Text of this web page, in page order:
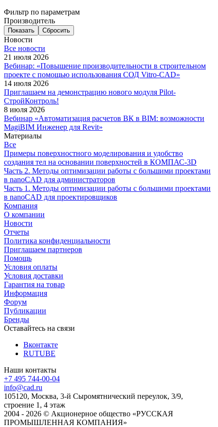
Фильтр по параметрам
Производитель
Сбросить
Новости
Все новости
21 июля 2026
Вебинар: «Повышение производительности в строительном
проекте с помощью использования СОД Vitro-CAD»
14 июля 2026
Приглашаем на демонстрацию нового модуля Pilot-
СтройКонтроль!
8 июля 2026
Вебинар «Автоматизация расчетов ВК в BIM: возможности
MagiBIM Инженер для Revit»
Материалы
Все
Примеры поверхностного моделирования и удобство
создания тел на основании поверхностей в КОМПАС-3D
Часть 2. Методы оптимизации работы с большими проектами
в nanoCAD для администраторов
Часть 1. Методы оптимизации работы с большими проектами
в nanoCAD для проектировщиков
Компания
О компании
Новости
Отчеты
Политика конфиденциальности
Приглашаем партнеров
Помощь
Условия оплаты
Условия доставки
Гарантия на товар
Информация
Форум
Публикации
Бренды
Оставайтесь на связи
Вконтакте
RUTUBE
Наши контакты
+7 495 744-00-04
info@cad.ru
105120, Москва, 3-й Сыромятнический переулок, 3/9,
строение 1, 4 этаж
2004 - 2026 © Акционерное общество «РУССКАЯ
ПРОМЫШЛЕННАЯ КОМПАНИЯ»